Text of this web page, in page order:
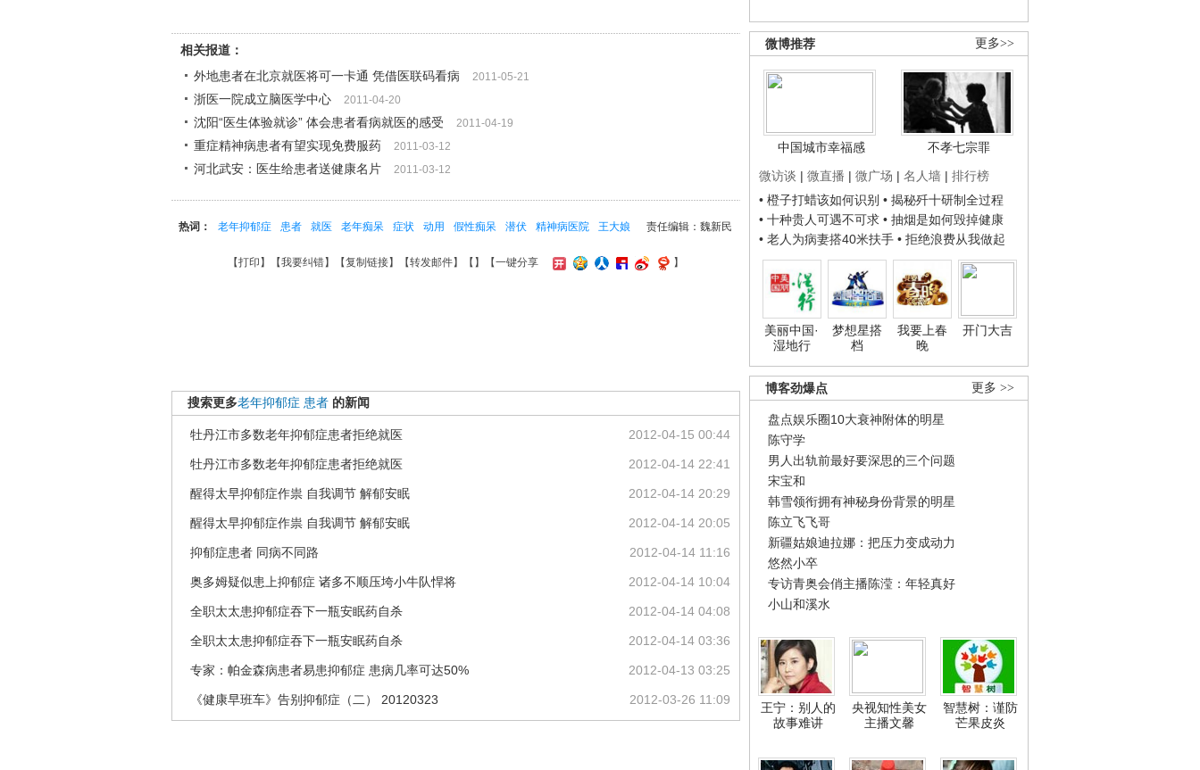
更多>>
微博推荐
中国城市幸福感
不孝七宗罪
微访谈 | 微直播 | 微广场 | 名人墙 | 排行榜
• 橙子打蜡该如何识别 • 揭秘歼十研制全过程
• 十种贵人可遇不可求 • 抽烟是如何毁掉健康
• 老人为病妻搭40米扶手 • 拒绝浪费从我做起
美丽中国·
湿地行
梦想星搭
档
我要上春
晚
开门大吉
更多 >>
博客劲爆点
盘点娱乐圈10大衰神附体的明星
陈守学
男人出轨前最好要深思的三个问题
宋宝和
韩雪领衔拥有神秘身份背景的明星
陈立飞飞哥
新疆姑娘迪拉娜：把压力变成动力
悠然小卒
专访青奥会俏主播陈滢：年轻真好
小山和溪水
王宁：别人的
故事难讲
央视知性美女
主播文馨
智慧树：谨防
芒果皮炎
相关报道：
外地患者在北京就医将可一卡通 凭借医联码看病
2011-05-21
浙医一院成立脑医学中心 2011-04-20
沈阳“医生体验就诊” 体会患者看病就医的感受 2011-04-19
重症精神病患者有望实现免费服药 2011-03-12
河北武安：医生给患者送健康名片 2011-03-12
责任编辑：魏新民
热词： 老年抑郁症 患者 就医 老年痴呆 症状 动用 假性痴呆 潜伏 精神病医院 王大娘
【打印 】【我要纠错】【复制链接】【转发邮件】【 】 【一键分享 】
搜索更多老年抑郁症 患者 的新闻
2012-04-15 00:44
牡丹江市多数老年抑郁症患者拒绝就医
2012-04-14 22:41
牡丹江市多数老年抑郁症患者拒绝就医
2012-04-14 20:29
醒得太早抑郁症作祟 自我调节 解郁安眠
2012-04-14 20:05
醒得太早抑郁症作祟 自我调节 解郁安眠
2012-04-14 11:16
抑郁症患者 同病不同路
2012-04-14 10:04
奥多姆疑似患上抑郁症 诸多不顺压垮小牛队悍将
2012-04-14 04:08
全职太太患抑郁症吞下一瓶安眠药自杀
2012-04-14 03:36
全职太太患抑郁症吞下一瓶安眠药自杀
2012-04-13 03:25
专家：帕金森病患者易患抑郁症 患病几率可达50%
2012-03-26 11:09
《健康早班车》告别抑郁症（二） 20120323